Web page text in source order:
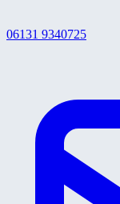
06131 9340725